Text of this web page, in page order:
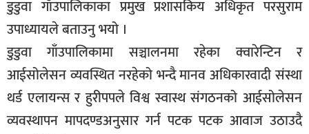
जीवनशैली
साहित्य
सूचना-
प्रवधि
डुडुवा गाँउपालिकाका प्रमुख प्रशासकिय अधिकृत परसुराम
उपाध्यायले बताउनु भयो ।
डुडुवा गाँउपालिकामा सञ्चालनमा रहेका क्वारेन्टिन र
आईसोलेसन व्यवस्थित नरहेको भन्दै मानव अधिकारवादी संस्था
थर्ड एलायन्स र हुरीपपले विश्व स्वास्थ संगठनको आईसोलेसन
व्यवस्थापन मापदण्डअनुसार गर्न पटक पटक आवाज उठाउदै